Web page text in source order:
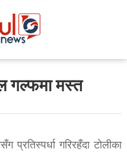
गल्फमा मस्त
प्रतिस्पर्धा गरिरहँदा टोलीका